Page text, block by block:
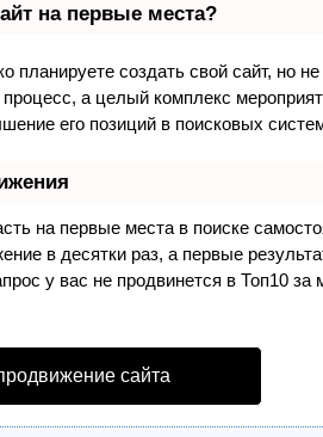
на первые места?
планируете создать свой сайт, но
процесс, а целый комплекс
его позиций в поисковых
на первые места в поиске
в десятки раз, а первые
у вас не продвинется в Топ10 за
сайта